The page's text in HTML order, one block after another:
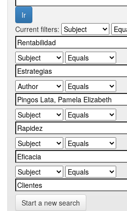
Current filters:
Start a new search